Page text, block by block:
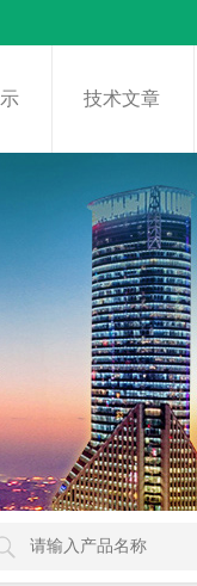
技术文章